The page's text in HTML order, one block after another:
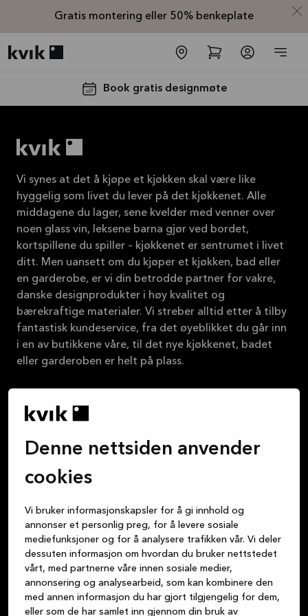
Denne nettsiden anvender
cookies
Vi bruker informasjonskapsler for å gi innhold og
annonser et personlig preg, for å levere sosiale
mediefunksjoner og for å analysere trafikken vår. Vi deler
dessuten informasjon om hvordan du bruker nettstedet
vårt, med partnerne våre innen sosiale medier,
annonsering og analysearbeid, som kan kombinere den
med annen informasjon du har gjort tilgjengelig for dem,
eller som de har samlet inn gjennom din bruk av
Gratis montering eller 50% benkeplate
Book gratis designmøte
Få 50% på
benkeplaten*
Tilbudet er gyldig til
Se mer
Vi synes at det å kjøpe et kjøkken skal være like
hyggelig som livet du lever på det kjøkkenet. Alle
middagene du lager, sene kvelder med venner over
noen glass vin, leksene barna gjør ved bordet,
kortspillene du spiller – kjøkkenet er sentrumet i livet
ditt. Men uansett om du kjøper et kjøkken, bad eller
en garderobe, er vi din betrodde partner for vakre,
danske designprodukter i høy kvalitet og
bærekraftige materialer. Vi streber alltid etter å tilby
fantastisk kundeservice, fra det øyeblikket du går inn
i en av butikkene våre, til det nye kjøkkenet, badet
eller garderoben er helt på plass.
Finn butikk